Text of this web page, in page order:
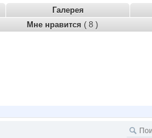
Галерея
Мне нравится ( 8 )